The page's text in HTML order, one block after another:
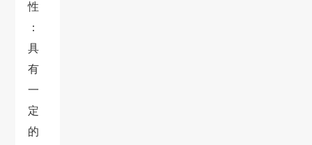
性
：
具
有
一
定
的